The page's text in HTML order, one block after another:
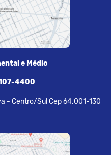
e Médio
4400
- Centro/Sul Cep 64.001-130